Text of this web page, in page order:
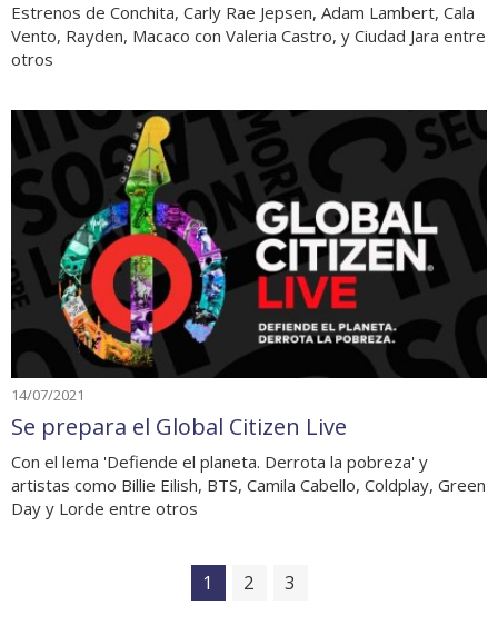
Estrenos de Conchita, Carly Rae Jepsen, Adam Lambert, Cala
Vento, Rayden, Macaco con Valeria Castro, y Ciudad Jara entre
otros
14/07/2021
Se prepara el Global Citizen Live
Con el lema 'Defiende el planeta. Derrota la pobreza' y
artistas como Billie Eilish, BTS, Camila Cabello, Coldplay, Green
Day y Lorde entre otros
1 2 3